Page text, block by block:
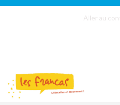
Aller au
Panneau de gestion des cookies